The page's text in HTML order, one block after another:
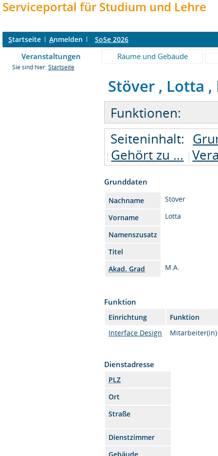
Serviceportal für Studium und Lehre
Startseite Anmelden SoSe 2026
Veranstaltungen Räume und Gebäude
Sie sind hier: Startseite
Stöver , Lotta
Funktionen:
Seiteninhalt:
Gehört zu ...
Grunddaten
Nachname
Stöver
Vorname
Lotta
Namenszusatz
Titel
Akad. Grad
M.A.
Funktion
Einrichtung
Funktion
Interface Design
Mitarbeiter(in)
Dienstadresse
PLZ
Ort
Straße
Dienstzimmer
Gebäude